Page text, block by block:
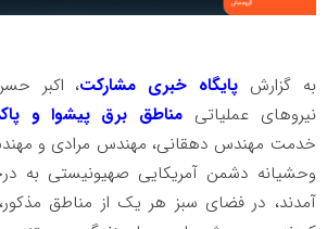
به گزارش پایگاه خبری مشارکت، ️اکبر
نیروهای عملیاتی مناطق برق پیشوا و
خدمت مهندس دهقانی، مهندس مرادی و
وحشیانه دشمن آمریکایی صهیونیستی به